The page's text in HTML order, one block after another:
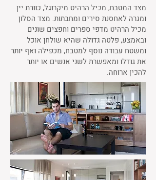
מצד המטבח, מכיל הרהיט מיקרוגל, כוורת יין
ומגרה לאחסנת סירים ומחבתות. מצד הסלון
מכיל הרהיט מדפי ספרים וחפצים שונים
ובאמצע, פלטה גדולה שהיא שולחן אוכל
ומשטח עבודה נוסף למטבח, מכפילה ואף יותר
את גודלו ומאפשרת לשני אנשים או יותר
להכין ארוחה.